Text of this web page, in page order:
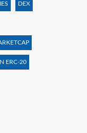
DEX
ERC-20